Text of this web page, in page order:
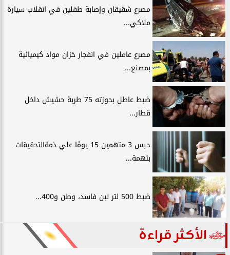
مصرع شقيقان وإصابة طفلين في انقلاب سيارة
ملاكي...
مصرع عاملين في انفجار خزان مواد كيميائية
بمصنع...
ضبط عاطل بحوزته 75 طربة حشيش داخل
قطار...
حبس 3 متهمين 15 يومًا علي ذمةالتحقيقات
بتهمة...
ضبط 500 لتر لبن فاسد، وطن و400...
الأكثر قراءة